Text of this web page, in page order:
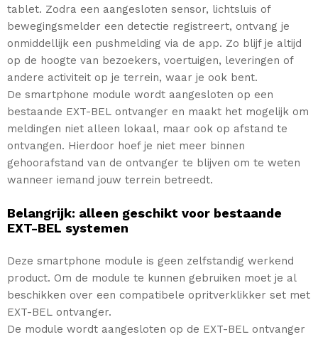
tablet. Zodra een aangesloten sensor, lichtsluis of
bewegingsmelder een detectie registreert, ontvang je
onmiddellijk een pushmelding via de app. Zo blijf je altijd
op de hoogte van bezoekers, voertuigen, leveringen of
andere activiteit op je terrein, waar je ook bent.
De smartphone module wordt aangesloten op een
bestaande EXT-BEL ontvanger en maakt het mogelijk om
meldingen niet alleen lokaal, maar ook op afstand te
ontvangen. Hierdoor hoef je niet meer binnen
gehoorafstand van de ontvanger te blijven om te weten
wanneer iemand jouw terrein betreedt.
Belangrijk: alleen geschikt voor bestaande
EXT-BEL systemen
Deze smartphone module is geen zelfstandig werkend
product. Om de module te kunnen gebruiken moet je al
beschikken over een compatibele opritverklikker set met
EXT-BEL ontvanger.
De module wordt aangesloten op de EXT-BEL ontvanger